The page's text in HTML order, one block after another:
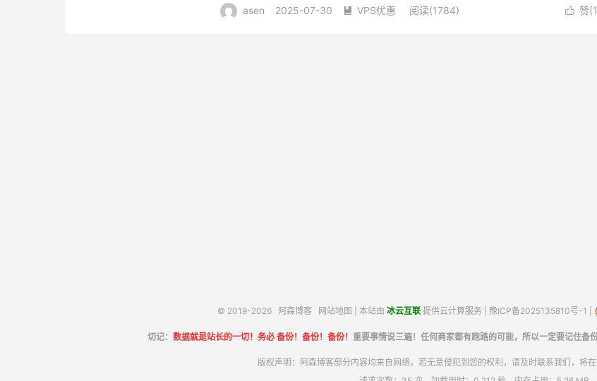
 赞(1
asen 2025-07-30  VPS优惠 阅读(1784)
© 2019-2026 阿森博客 网站地图 | 本站由 冰云互联 提供云计算服务 | 豫ICP备2025135810号-1
切记： 数据就是站长的一切！务必 备份！备份！备份！ 重要事情说三遍！任何商家都有跑路的可能，所以一定要记住备
版权声明：阿森博客部分内容均来自网络，若无意侵犯到您的权利，请及时联系我们，将在